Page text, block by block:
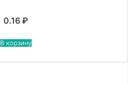
0.16 ₽
В корзину